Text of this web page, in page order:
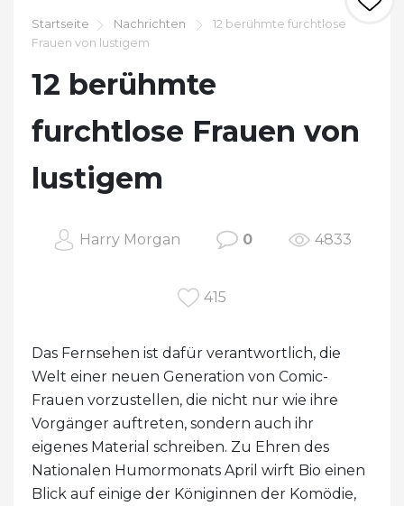
Startseite Nachrichten
12 berühmte furchtlose
Frauen von lustigem
12 berühmte
furchtlose Frauen von
lustigem
Harry Morgan 0 4833
415
Das Fernsehen ist dafür verantwortlich, die
Welt einer neuen Generation von Comic-
Frauen vorzustellen, die nicht nur wie ihre
Vorgänger auftreten, sondern auch ihr
eigenes Material schreiben. Zu Ehren des
Nationalen Humormonats April wirft Bio einen
Blick auf einige der Königinnen der Komödie,